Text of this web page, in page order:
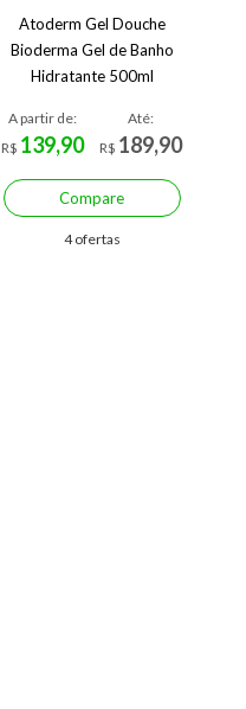
Atoderm Gel Douche
Bioderma Gel de Banho
Hidratante 500ml
A partir de:
R$ 139,90
Até:
R$ 189,90
Compare
4 ofertas